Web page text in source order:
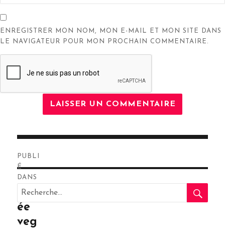
ENREGISTRER MON NOM, MON E-MAIL ET MON SITE DANS
LE NAVIGATEUR POUR MON PROCHAIN COMMENTAIRE.
de
l’article
PUBLI
É
DANS
Poêl
ée
veg
Recherche
pour
: